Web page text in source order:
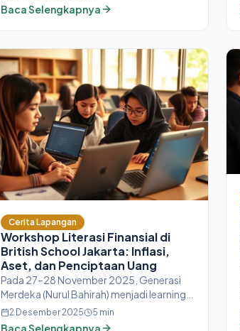
Baca Selengkapnya
Cerita Lapangan
Workshop Literasi Finansial di
British School Jakarta: Inflasi,
Aset, dan Penciptaan Uang
Pada 27–28 November 2025, Generasi
Merdeka (Nurul Bahirah) menjadi learning
designer pelatihan literasi finansial di
British School Jakarta. Anak SMP–SMA
2 Desember 2025 5 min
Baca Selengkapnya